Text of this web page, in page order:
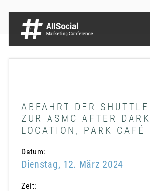
ABFAHRT DER
ZUR ASMC AFTER DARK
LOCATION, PARK CAFÉ
Datum:
Dienstag, 12. März 2024
Zeit: